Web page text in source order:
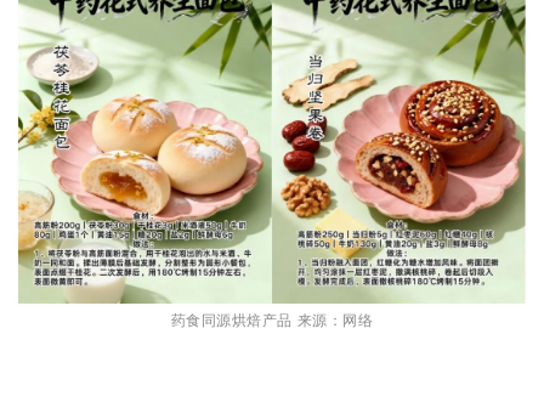
药食同源烘焙产品 来源：网络